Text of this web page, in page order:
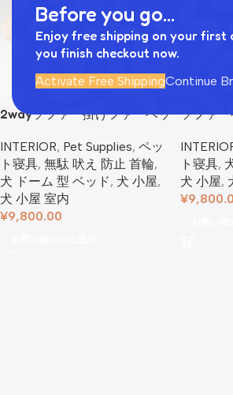
Before you go...
Enjoy free shipping on your first
you finish checkout now.
Activate Free ShippingContinue
2wayソファー掛けファーベッ
INTERIOR, Pet Supplies, ペッ
ト寝具, 無駄 吠え 防止 首輪,
犬 ドーム 型 ベッド​, 犬 小屋,
犬 小屋 室内
¥9,800.00
ソファ
ト寝具,
犬 小屋,
¥